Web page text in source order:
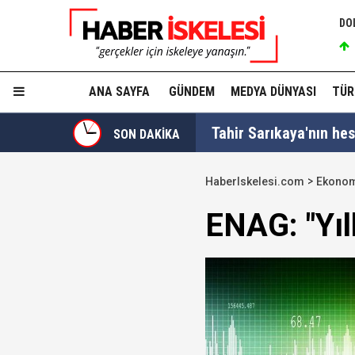
ANA SAYFA GÜNDEM MEDYA DÜNYASI
SON DAKİKA Tahir Sarıkaya'nın
Hakkında fezleke
Hangi suçlar kapsam
Trabzonspor, KAP'a
İzmir Büyükşehir
HaberIskelesi.com
ENAG: